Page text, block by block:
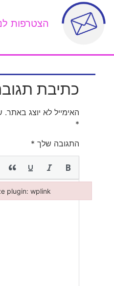
הצטרפות
כתיבת
האימייל לא יוצג באתר.
*
התגובה שלך *
plugin: wplink
plugin: wplink